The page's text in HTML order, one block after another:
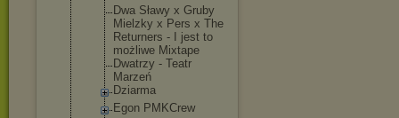
Dwa Sławy x Gruby
Mielzky x Pers x The
Returners - I jest to
możliwe Mixtape
Dwatrzy - Teatr
Marzeń
Dziarma
Egon PMKCrew